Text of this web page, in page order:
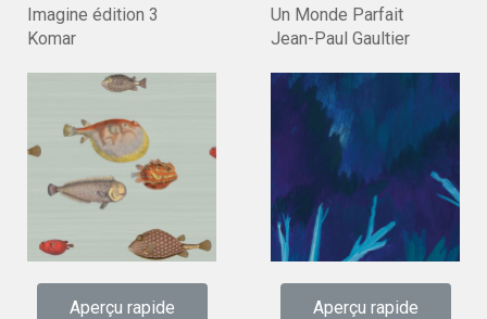
Imagine édition 3
Komar
Un Monde Parfait
Jean-Paul Gaultier
Aperçu rapide Aperçu rapide